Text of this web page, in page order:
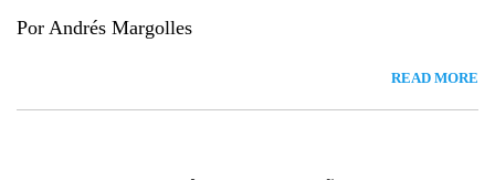
Por Andrés Margolles
READ MORE